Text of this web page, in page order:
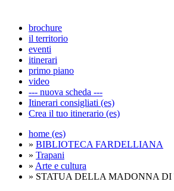
brochure
il territorio
eventi
itinerari
primo piano
video
--- nuova scheda ---
Itinerari consigliati (es)
Crea il tuo itinerario (es)
home (es)
» BIBLIOTECA FARDELLIANA
» Trapani
» Arte e cultura
» STATUA DELLA MADONNA